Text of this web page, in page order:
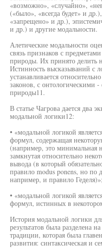
«возможно», «случайно»,
(«было», «всегда будет» и
«запрещено» и др.),
и др.) и другие модальности.
Алетические модальности
связь признаков с
природы. Их принято делить
Истинность высказываний с
устанавливается
законов, с онтологическими -
природы11.
В статье Чагрова дается два
модальной логики12:
• «модальной логикой
формул, содержащая
(например, это минимальная
замкнутая относительно
вывода (в который
правило modus ponens, но по
например, и правило Геделя)»;
• «модальной логикой
формул, истинных в
История модальной логики
результатов была разделена
традиции, которая была
развития: синтаксическая и